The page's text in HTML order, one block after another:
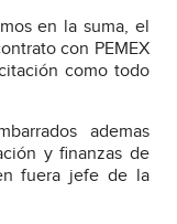
en la suma, el
con PEMEX
como todo
ademas
y finanzas de
fuera jefe de la